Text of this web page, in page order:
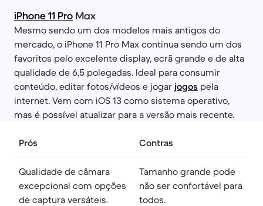
iPhone 11 Pro Max
Mesmo sendo um dos modelos mais antigos do
mercado, o iPhone 11 Pro Max continua sendo um dos
favoritos pelo excelente display, ecrã grande e de alta
qualidade de 6,5 polegadas. Ideal para consumir
conteúdo, editar fotos/vídeos e jogar jogos pela
internet. Vem com iOS 13 como sistema operativo,
mas é possível atualizar para a versão mais recente.
Prós Contras
Qualidade de câmara
excepcional com opções
de captura versáteis.
Tamanho grande pode
não ser confortável para
todos.